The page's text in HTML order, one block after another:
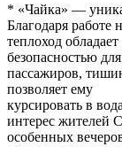
* «Чайка» —
Благодаря работе
теплоход
безопасностью для
пассажиров,
позволяет ему
курсировать в
интерес жителей
особенных